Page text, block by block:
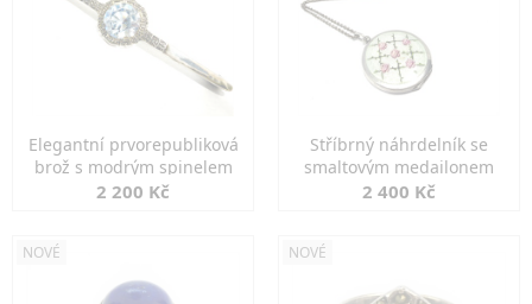
Elegantní prvorepubliková
brož s modrým spinelem
2 200 Kč
Stříbrný náhrdelník se
smaltovým medailonem
2 400 Kč
NOVÉ NOVÉ